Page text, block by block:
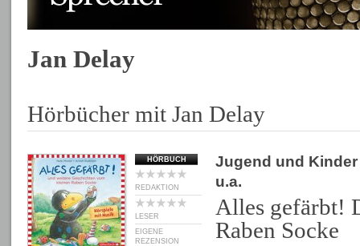
Jan Delay
Hörbücher mit Jan Delay
HÖRBUCH
REDAKTION
LESER
EIGENE
REZENSION
Jugend und Kinder
u.a.
Alles gefärbt!
Raben Socke